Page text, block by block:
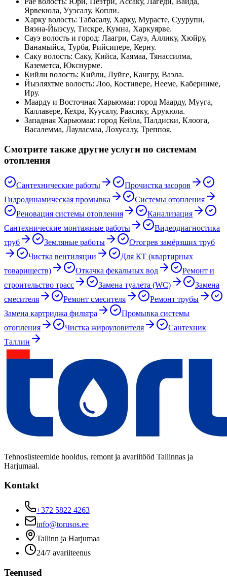
Ярвекюла, Ууэсалу, Копли.
Харку волость: Табасалу, Харку, Мурасте, Суурупи,
Вяэна-Йыэсуу, Тискре, Кумна, Харкуярве.
Сауэ волость и город: Лаагри, Сауэ, Аллику, Хюйру,
Ванамыйса, Турба, Рийсипере, Керну.
Саку волость: Саку, Кийса, Каямаа, Тянассилма,
Каземетса, Юкснурме.
Кийли волость: Кийли, Луйге, Кангру, Ваэла.
Йыэляхтме волость: Лоо, Костивере, Нееме, Каберниме,
Иру.
Маарду и Восточная Харьюмаа: город Маарду, Муугa,
Каллавере, Кехра, Куусалу, Раасику, Арукюла.
Западная Харьюмаа: город Кейла, Палдиски, Клоога,
Васалемма, Лауласмаа, Лохусалу, Треппоя.
Смотрите также другие услуги по системам
отопления
Сантехнические работы
Прочистка засоров
Гидродинамическая промывка
Системы отопления
Реновация системы отопления
Канализация
Сантехнические монтажные работы
Видеодиагностика
труб
Земляные работы
Отогрев замёрзших труб
Чистка вентиляции
Для КТ (квартирных
товариществ)
Откачка фекальных вод
Ремонт и
строительство трасс
Замена туалета (WC)
Замена
смесителя
Ремонт смесителя
Ремонт трубы
Замена картриджа фильтра
Промывка системы
отопления
Чистка жироуловителя
Сантехник
Таллин
Tehnosüsteemide hooldus, remont ja avariitööd Tallinnas ja
Harjumaal.
Kontakt
+372 5822 4263
info@torusos.ee
Tallinn ja Harjumaa
24/7 avariiteenus
Teenused